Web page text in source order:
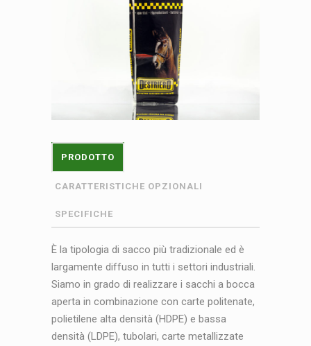
PRODOTTO
CARATTERISTICHE OPZIONALI
SPECIFICHE
È la tipologia di sacco più tradizionale ed è
largamente diffuso in tutti i settori industriali.
Siamo in grado di realizzare i sacchi a bocca
aperta in combinazione con carte politenate,
polietilene alta densità (HDPE) e bassa
densità (LDPE), tubolari, carte metallizzate